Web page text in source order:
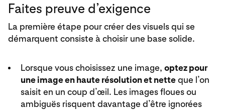
Faites preuve d’exigence
La première étape pour créer des visuels qui se
démarquent consiste à choisir une base solide.
Lorsque vous choisissez une image, optez pour
une image en haute résolution et netteque l’on
saisit en un coup d’œil. Les images floues ou
ambiguës risquent davantage d’être ignorées